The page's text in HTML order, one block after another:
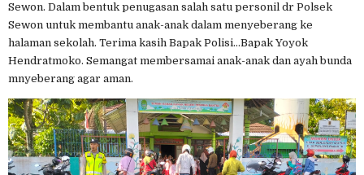
Sewon. Dalam bentuk penugasan salah satu personil dr Polsek
Sewon untuk membantu anak-anak dalam menyeberang ke
halaman sekolah. Terima kasih Bapak Polisi...Bapak Yoyok
Hendratmoko. Semangat membersamai anak-anak dan ayah bunda
mnyeberang agar aman.